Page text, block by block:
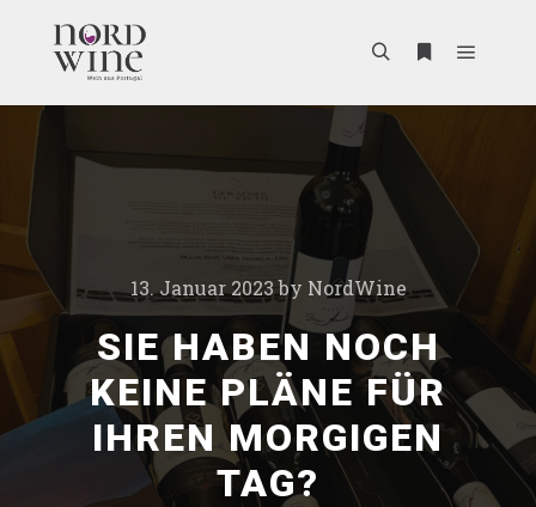
13. Januar 2023by NordWine
SIE HABEN NOCH
KEINE PLÄNE FÜR
IHREN MORGIGEN
TAG?